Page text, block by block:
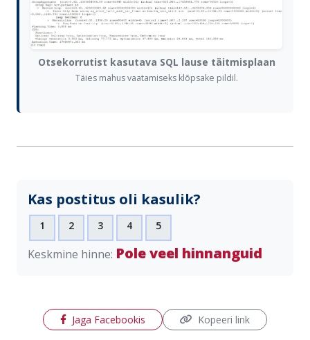
Otsekorrutist kasutava SQL lause täitmisplaan
Täies mahus vaatamiseks klõpsake pildil.
Kas postitus oli kasulik?
1 2 3 4 5
Keskmine hinne: Pole veel hinnanguid
Jaga Facebookis (avaneb uues aknas)
Kopeeri link